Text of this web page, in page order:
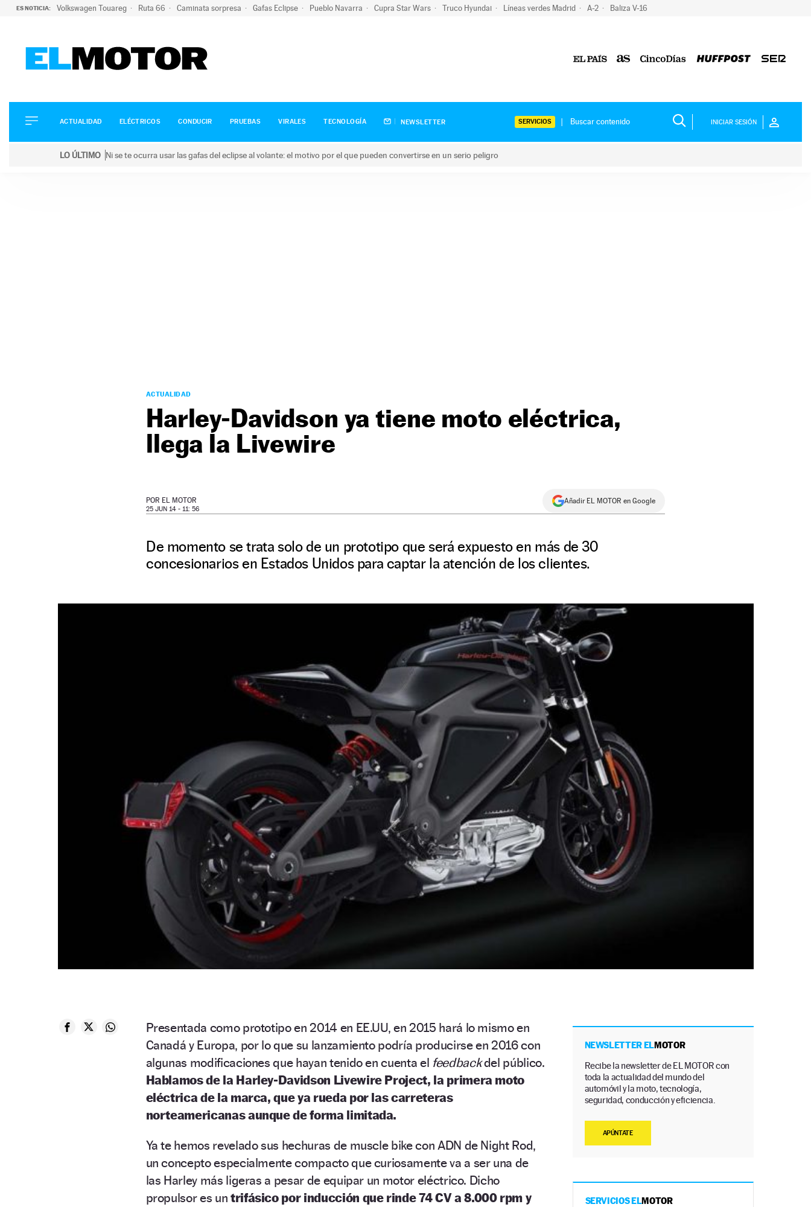
ES NOTICIA: Volkswagen Touareg Ruta 66 Caminata sorpresa Gafas Eclipse Pueblo Navarra Cupra Star Wars Truco Hyundai Líneas verdes Madrid A-2 Baliza V-16
ELÉCTRICOS
CONDUCIR
ACTUALIDAD ELÉCTRICOS CONDUCIR PRUEBAS VIRALES TECNOLOGÍA NEWSLETTER SERVICIOS INICIAR SESIÓN
LO ÚLTIMO Ni se te ocurra usar las gafas del eclipse al volante: el motivo por el que pueden convertirse en un serio peligro
ACTUALIDAD
Harley-Davidson ya tiene moto eléctrica,
llega la Livewire
POR EL MOTOR
25 JUN 14 - 11: 56
Añadir EL MOTOR en Google
De momento se trata solo de un prototipo que será expuesto en más de 30
concesionarios en Estados Unidos para captar la atención de los clientes.
Presentada como prototipo en 2014 en EE.UU, en 2015 hará lo mismo en
Canadá y Europa, por lo que su lanzamiento podría producirse en 2016 con
algunas modificaciones que hayan tenido en cuenta el feedbackdel público.
Hablamos de la Harley-Davidson Livewire Project, la primera moto
eléctrica de la marca, que ya rueda por las carreteras
norteamericanas aunque de forma limitada.
Ya te hemos revelado sus hechuras de muscle bike con ADN de Night Rod,
un concepto especialmente compacto que curiosamente va a ser una de
las Harley más ligeras a pesar de equipar un motor eléctrico. Dicho
propulsor es un trifásico por inducción que rinde 74 CV a 8.000 rpm y
NEWSLETTER ELMOTOR
Recibe la newsletter de EL MOTOR con
toda la actualidad del mundo del
automóvil y la moto, tecnología,
seguridad, conducción y eficiencia.
APÚNTATE
SERVICIOS ELMOTOR